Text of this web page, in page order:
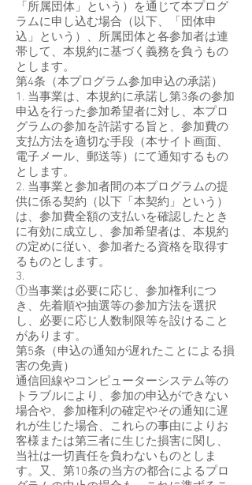
「所属団体」という）を通じて本プログ
ラムに申し込む場合（以下、「団体申
込」という）、所属団体と各参加者は連
帯して、本規約に基づく義務を負うもの
とします。
第4条（本プログラム参加申込の承諾）
1. 当事業は、本規約に承諾し第3条の参加
申込を行った参加希望者に対し、本プロ
グラムの参加を許諾する旨と、参加費の
支払方法を適切な手段（本サイト画面、
電子メール、郵送等）にて通知するもの
とします。
2. 当事業と参加者間の本プログラムの提
供に係る契約（以下「本契約」という）
は、参加費全額の支払いを確認したとき
に有効に成立し、参加希望者は、本規約
の定めに従い、参加者たる資格を取得す
るものとします。
3.
①当事業は必要に応じ、参加権利につ
き、先着順や抽選等の参加方法を選択
し、必要に応じ人数制限等を設けること
があります。
第5条（申込の通知が遅れたことによる損
害の免責）
通信回線やコンピューターシステム等の
トラブルにより、参加の申込ができない
場合や、参加権利の確定やその通知に遅
れが生じた場合、これらの事由によりお
客様または第三者に生じた損害に関し、
当社は一切責任を負わないものとしま
す。又、第10条の当方の都合によるプロ